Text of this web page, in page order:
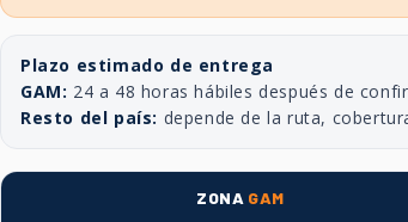
Plazo estimado de entrega
GAM: 24 a 48 horas hábiles después de
Resto del país: depende de la ruta,
ZONA GAM